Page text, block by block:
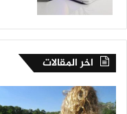
اخر المقالات